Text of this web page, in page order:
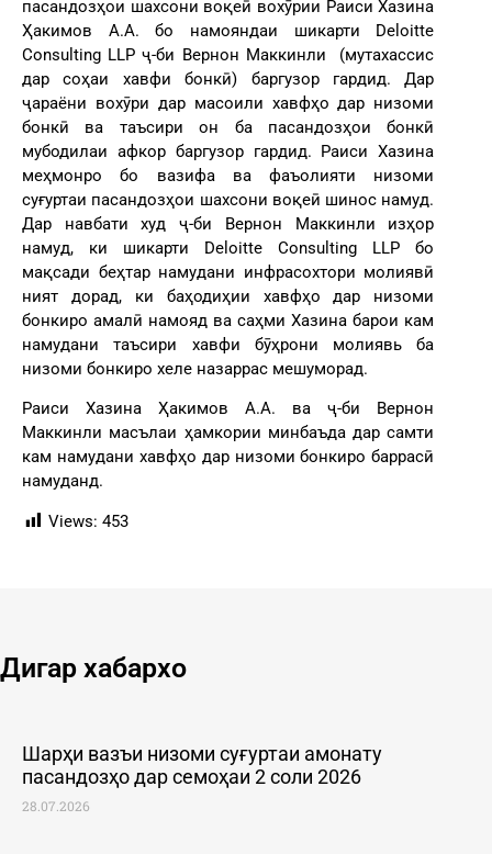
пасандозҳои шахсони воқеӣ вохӯрии Раиси Хазина
Ҳакимов А.А. бо намояндаи шикарти Deloitte
Consulting LLP ҷ-би Вернон Маккинли (мутахассис
дар соҳаи хавфи бонкӣ) баргузор гардид. Дар
ҷараёни вохӯри дар масоили хавфҳо дар низоми
бонкӣ ва таъсири он ба пасандозҳои бонкӣ
мубодилаи афкор баргузор гардид. Раиси Хазина
меҳмонро бо вазифа ва фаъолияти низоми
суғуртаи пасандозҳои шахсони воқеӣ шинос намуд.
Дар навбати худ ҷ-би Вернон Маккинли изҳор
намуд, ки шикарти Deloitte Consulting LLP бо
мақсади беҳтар намудани инфрасохтори молиявӣ
ният дорад, ки баҳодиҳии хавфҳо дар низоми
бонкиро амалӣ намояд ва саҳми Хазина барои кам
намудани таъсири хавфи бӯҳрони молиявь ба
низоми бонкиро хеле назаррас мешуморад.
Раиси Хазина Ҳакимов А.А. ва ҷ-би Вернон
Маккинли масълаи ҳамкории минбаъда дар самти
кам намудани хавфҳо дар низоми бонкиро баррасӣ
намуданд.
Views: 453
Дигар хабархо
Шарҳи вазъи низоми суғуртаи амонату
пасандозҳо дар семоҳаи 2 соли 2026
28.07.2026